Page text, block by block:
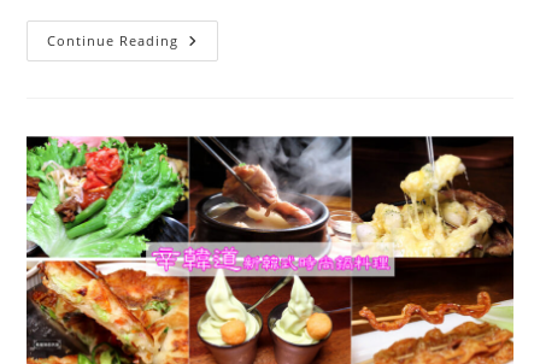
湯
免
費
Continue Reading 火
鍋
超
人
氣
名
店-
樂
多
多
集
團
旗
下
「肉